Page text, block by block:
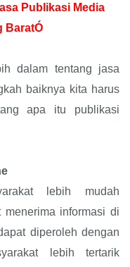
Publikasi Media
BaratÓ
dalam tentang jasa
baiknya kita harus
apa itu publikasi
lebih mudah
menerima informasi di
diperoleh dengan
lebih tertarik